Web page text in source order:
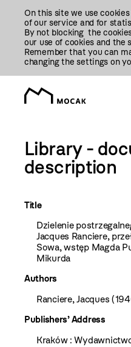
On this site we use
of our service and for
By not blocking the
our use of cookies and the
Remember that you can
changing the settings on
Library -
description
Title
Dzielenie
Jacques Ranciere,
Sowa, wstęp Magda
Mikurda
Authors
Ranciere, Jacques
Publishers’ Address
Kraków :